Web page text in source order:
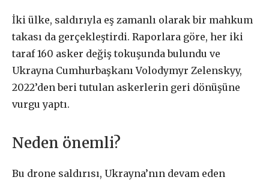
İki ülke, saldırıyla eş zamanlı olarak bir mahkum
takası da gerçekleştirdi. Raporlara göre, her iki
taraf 160 asker değiş tokuşunda bulundu ve
Ukrayna Cumhurbaşkanı Volodymyr Zelenskyy,
2022’den beri tutulan askerlerin geri dönüşüne
vurgu yaptı.
Neden önemli?
Bu drone saldırısı, Ukrayna’nın devam eden